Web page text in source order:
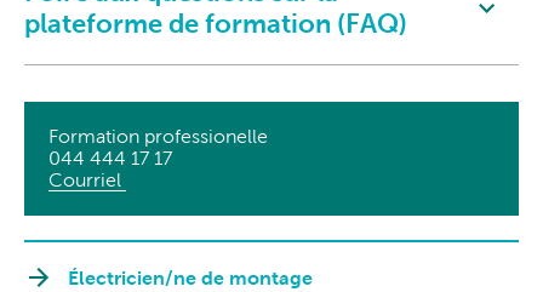
plateforme de formation (FAQ)
Formation professionelle
044 444 17 17
Courriel
Électricien/ne de montage